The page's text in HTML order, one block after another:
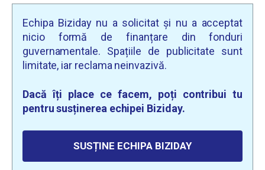
Echipa Biziday nu a solicitat și nu a acceptat
nicio formă de finanțare din fonduri
guvernamentale. Spațiile de publicitate sunt
limitate, iar reclama neinvazivă.
Dacă îți place ce facem, poți contribui tu
pentru susținerea echipei Biziday.
SUSȚINE ECHIPA BIZIDAY